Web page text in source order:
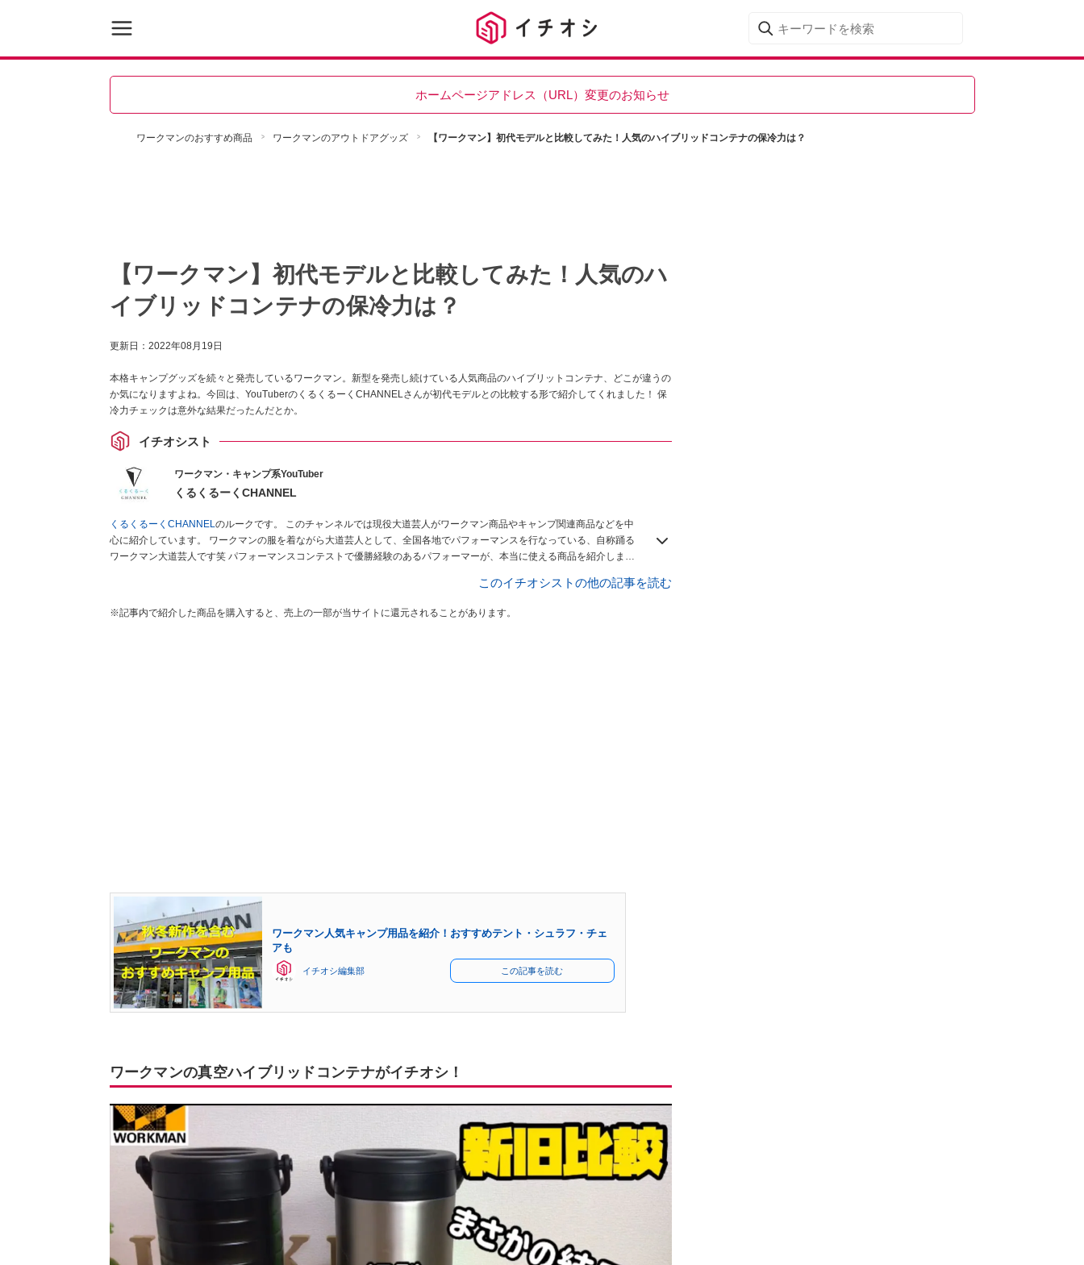
ホームページアドレス（URL）変更のお知らせ
ワークマンのおすすめ商品 ワークマンのアウトドアグッズ 【ワークマン】初代モデルと比較してみた！人気のハイブリッドコンテナの保冷力は？
【ワークマン】初代モデルと比較してみた！人気のハ
イブリッドコンテナの保冷力は？
更新日： 2022年08月19日
本格キャンプグッズを続々と発売しているワークマン。新型を発売し続けている人気商品のハイブリットコンテナ、どこが違うの
か気になりますよね。今回は、YouTuberのくるくるーくCHANNELさんが初代モデルとの比較する形で紹介してくれました！ 保
冷力チェックは意外な結果だったんだとか。
イチオシスト
ワークマン・キャンプ系YouTuber
くるくるーくCHANNEL
くるくるーくCHANNELのルークです。 このチャンネルでは現役大道芸人がワークマン商品やキャンプ関連商品などを中
心に紹介しています。 ワークマンの服を着ながら大道芸人として、全国各地でパフォーマンスを行なっている、自称踊る
ワークマン大道芸人です笑 パフォーマンスコンテストで優勝経験のあるパフォーマーが、本当に使える商品を紹介しま
このイチオシストの他の記事を読む
※記事内で紹介した商品を購入すると、売上の一部が当サイトに還元されることがあります。
ワークマン人気キャンプ用品を紹介！おすすめテント・シュラフ・チェ
アも
イチオシ編集部 この記事を読む
ワークマンの真空ハイブリッドコンテナがイチオシ！